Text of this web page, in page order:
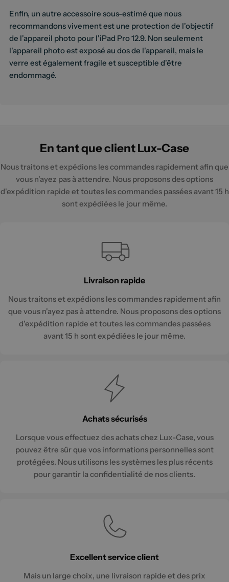
Enfin, un autre accessoire sous-estimé que nous
recommandons vivement est une protection de l'objectif
de l'appareil photo pour l'iPad Pro 12.9. Non seulement
l'appareil photo est exposé au dos de l'appareil, mais le
verre est également fragile et susceptible d'être
endommagé.
En tant que client Lux-Case
Nous traitons et expédions les commandes rapidement afin que
vous n'ayez pas à attendre. Nous proposons des options
d'expédition rapide et toutes les commandes passées avant 15 h
sont expédiées le jour même.
Livraison rapide
Nous traitons et expédions les commandes rapidement afin
que vous n'ayez pas à attendre. Nous proposons des options
d'expédition rapide et toutes les commandes passées
avant 15 h sont expédiées le jour même.
Achats sécurisés
Lorsque vous effectuez des achats chez Lux-Case, vous
pouvez être sûr que vos informations personnelles sont
protégées. Nous utilisons les systèmes les plus récents
pour garantir la confidentialité de nos clients.
Excellent service client
Mais un large choix, une livraison rapide et des prix